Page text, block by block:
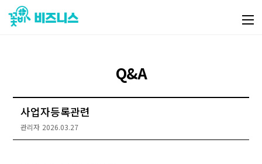
Q&A
사업자등록관련
관리자 2026.03.27